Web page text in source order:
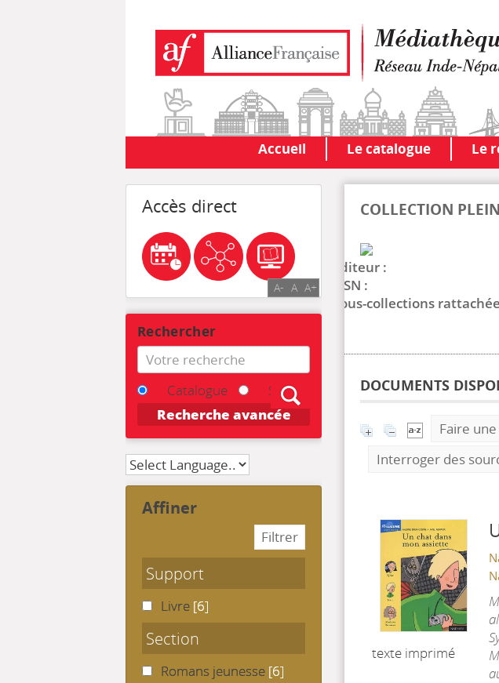
Accueil Le catalogue Le
COLLECTION
Editeur :
ISSN :
Sous-collections
DOCUMENTS
Faire
Interroger des
texte imprimé
Accès direct
A- A A+
Rechercher
Recherche
Catalogue
Site
Recherche avancée
affiner
Support
Livre [6]
Section
Romans jeunesse [6]